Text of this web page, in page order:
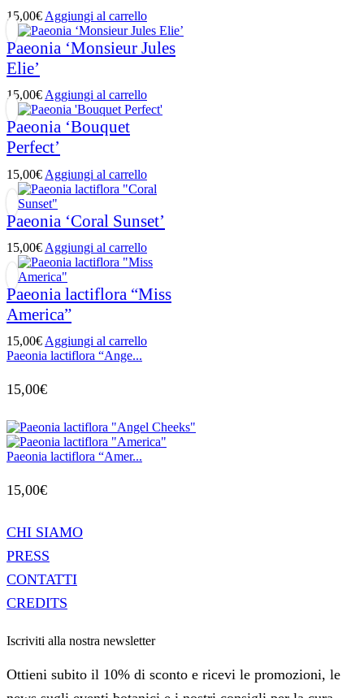
15,00€ Aggiungi al carrello
Paeonia ‘Monsieur Jules
Elie’
15,00€Aggiungi al carrello
Paeonia ‘Bouquet
Perfect’
15,00€ Aggiungi al carrello
Paeonia ‘Coral Sunset’
15,00€ Aggiungi al carrello
Paeonia lactiflora “Miss
America”
15,00€ Aggiungi al carrello
Paeonia lactiflora “Ange...
15,00€
Paeonia lactiflora “Amer...
15,00€
CHI SIAMO
PRESS
CONTATTI
CREDITS
Iscriviti alla nostra newsletter
Ottieni subito il 10% di sconto e ricevi le promozioni, le